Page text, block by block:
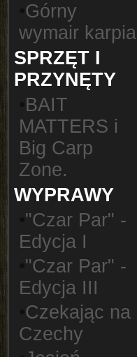
Górny
wymair karpia
SPRZĘT I
PRZYNĘTY
BAIT
MATTERS i
Big Carp
Zone.
WYPRAWY
"Czar Par" -
Edycja I
"Czar Par" -
Edycja III
Czekając na
Czechy